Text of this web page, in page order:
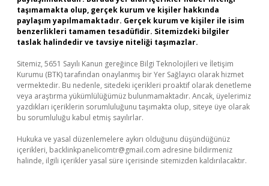
taşımamakta olup, gerçek kurum ve kişiler hakkında
paylaşım yapılmamaktadır. Gerçek kurum ve kişiler ile isim
benzerlikleri tamamen tesadüfidir. Sitemizdeki bilgiler
taslak halindedir ve tavsiye niteliği taşımazlar.
Sitemiz, 5651 Sayılı Kanun gereğince Bilgi Teknolojileri ve İletişim
Kurumu (BTK) tarafından onaylanmış bir Yer Sağlayıcı olarak hizmet
vermektedir. Bu nedenle, sitedeki içerikleri proaktif olarak denetleme
veya araştırma yükümlülüğümüz bulunmamaktadır. Ancak, üyelerimiz
yazdıkları içeriklerin sorumluluğunu taşımakta olup, siteye üye olarak
bu sorumluluğu kabul etmiş sayılırlar.
Hukuka ve yasal düzenlemelere aykırı olduğunu düşündüğünüz
içerikleri, backlinkpanelicomtr@gmail.com adresine bildirmeniz
halinde, ilgili içerikler yasal süre içerisinde sitemizden kaldırılacaktır.